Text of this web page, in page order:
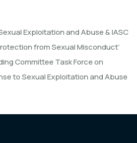
Exploitation and Abuse & IASC
from Sexual Misconduct’
Committee Task Force on
to Sexual Exploitation and Abuse